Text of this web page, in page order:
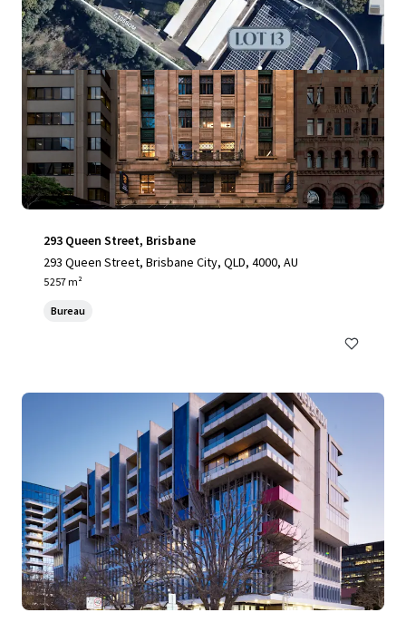
293 Queen Street, Brisbane
293 Queen Street, Brisbane City, QLD, 4000, AU
5 257 m²
Bureau